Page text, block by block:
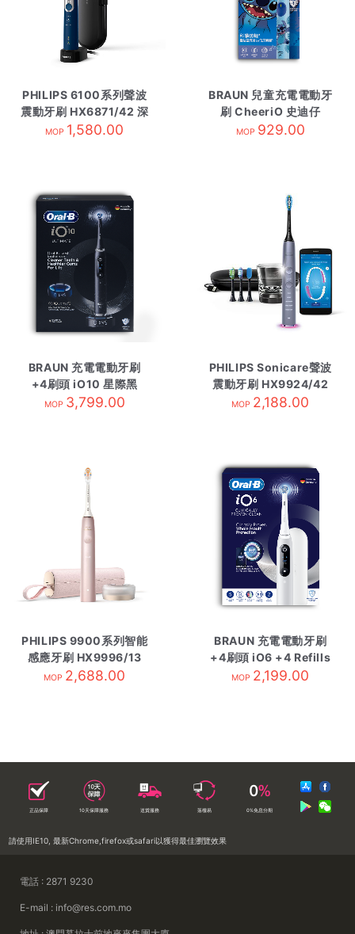
PHILIPS 6100系列聲波
震動牙刷 HX6871/42 深
藍色
MOP 1,580.00
BRAUN 兒童充電電動牙
刷 CheeriO 史迪仔
MOP 929.00
BRAUN 充電電動牙刷
+4刷頭 iO10 星際黑
MOP 3,799.00
PHILIPS Sonicare聲波
震動牙刷 HX9924/42
灰色
MOP 2,188.00
PHILIPS 9900系列智能
感應牙刷 HX9996/13
櫻花粉
MOP 2,688.00
BRAUN 充電電動牙刷
+4刷頭 iO6 +4 Refills
極簡灰
MOP 2,199.00
正品保障 10天保障服務 送貨服務 落樓易 0%免息分期
請使用IE10, 最新Chrome,firefox或safari以獲得最佳瀏覽效果
電話 : 2871 9230
E-mail : info@res.com.mo